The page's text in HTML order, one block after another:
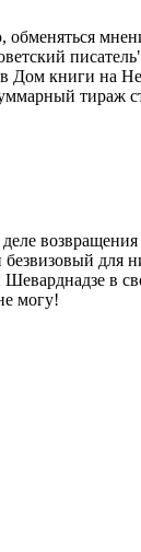
Дом книги на
тираж
для
в
могу!